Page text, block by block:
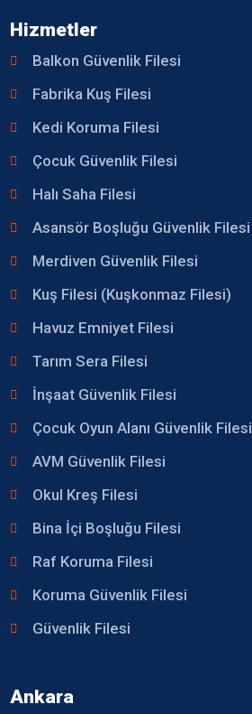
Hizmetler
Balkon Güvenlik Filesi
Fabrika Kuş Filesi
Kedi Koruma Filesi
Çocuk Güvenlik Filesi
Halı Saha Filesi
Asansör Boşluğu Güvenlik Filesi
Merdiven Güvenlik Filesi
Kuş Filesi (Kuşkonmaz Filesi)
Havuz Emniyet Filesi
Tarım Sera Filesi
İnşaat Güvenlik Filesi
Çocuk Oyun Alanı Güvenlik Filesi
AVM Güvenlik Filesi
Okul Kreş Filesi
Bina İçi Boşluğu Filesi
Raf Koruma Filesi
Koruma Güvenlik Filesi
Güvenlik Filesi
Ankara